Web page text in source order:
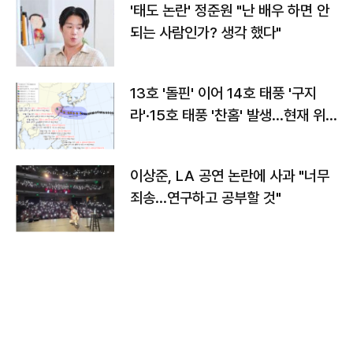
'태도 논란' 정준원 "난 배우 하면 안
되는 사람인가? 생각 했다"
13호 '돌핀' 이어 14호 태풍 '구지
라'·15호 태풍 '찬홈' 발생…현재 위
이상준, LA 공연 논란에 사과 "너무
죄송…연구하고 공부할 것"